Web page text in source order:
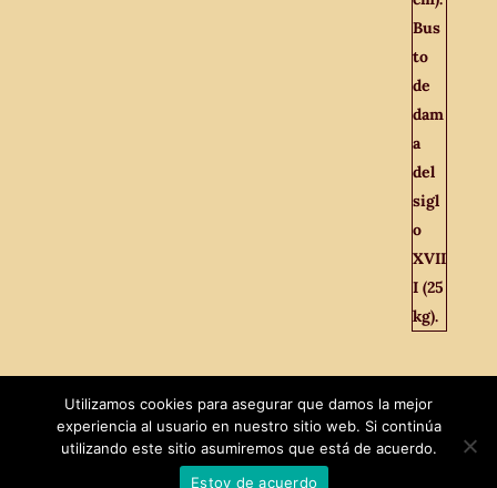
MaxTech| El Viejo Odeón © 2021
Utilizamos cookies para asegurar que damos la mejor
experiencia al usuario en nuestro sitio web. Si continúa
utilizando este sitio asumiremos que está de acuerdo.
Estoy de acuerdo